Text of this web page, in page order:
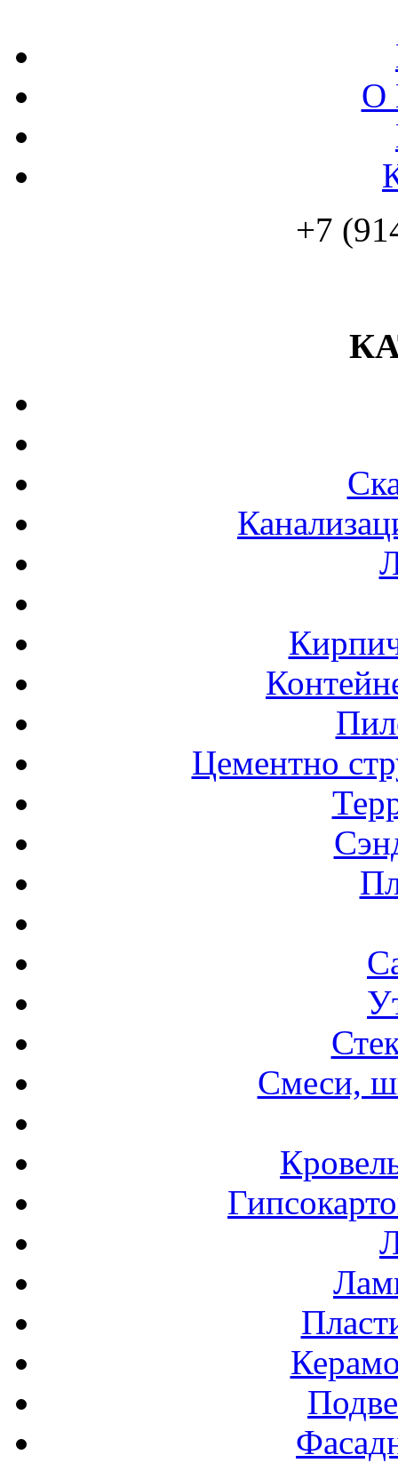
О
+7
Цементно
Смеси,